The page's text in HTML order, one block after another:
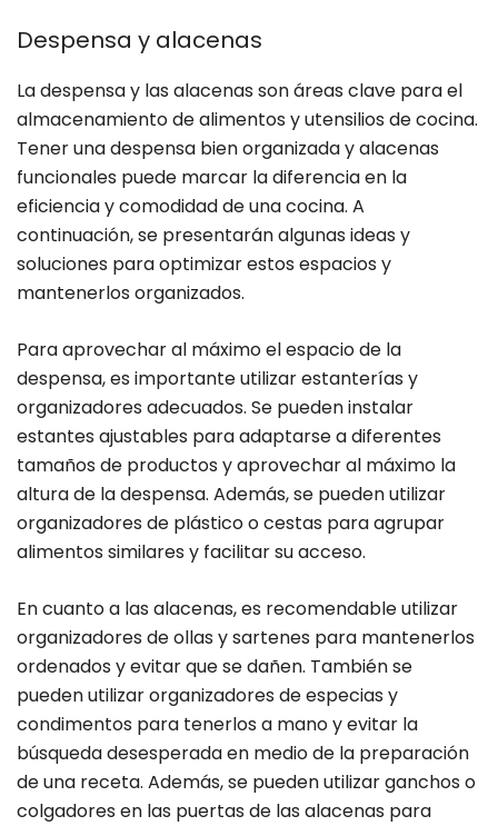
Despensa y alacenas
La despensa y las alacenas son áreas clave para el
almacenamiento de alimentos y utensilios de cocina.
Tener una despensa bien organizada y alacenas
funcionales puede marcar la diferencia en la
eficiencia y comodidad de una cocina. A
continuación, se presentarán algunas ideas y
soluciones para optimizar estos espacios y
mantenerlos organizados.
Para aprovechar al máximo el espacio de la
despensa, es importante utilizar estanterías y
organizadores adecuados. Se pueden instalar
estantes ajustables para adaptarse a diferentes
tamaños de productos y aprovechar al máximo la
altura de la despensa. Además, se pueden utilizar
organizadores de plástico o cestas para agrupar
alimentos similares y facilitar su acceso.
En cuanto a las alacenas, es recomendable utilizar
organizadores de ollas y sartenes para mantenerlos
ordenados y evitar que se dañen. También se
pueden utilizar organizadores de especias y
condimentos para tenerlos a mano y evitar la
búsqueda desesperada en medio de la preparación
de una receta. Además, se pueden utilizar ganchos o
colgadores en las puertas de las alacenas para